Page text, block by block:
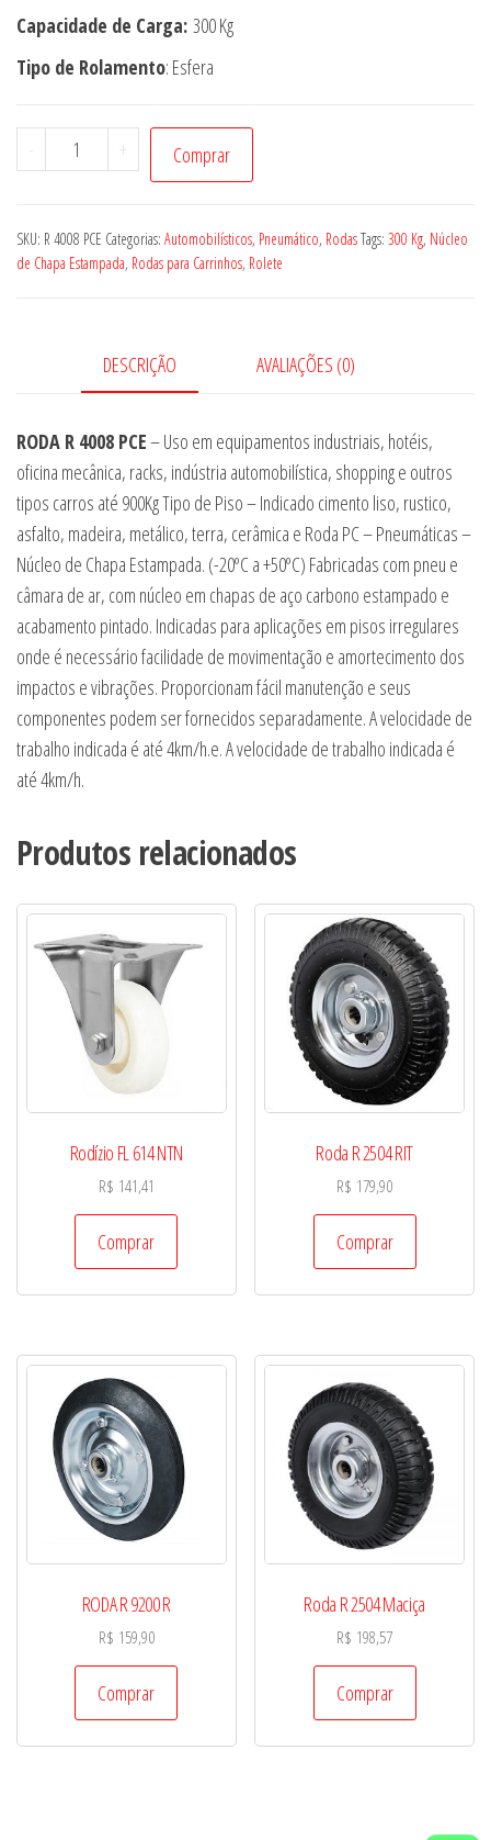
Capacidade de Carga: 300 Kg
Tipo de Rolamento: Esfera
-
Roda
R
PCE
quantidade
+ Comprar
SKU: R 4008 PCE Categorias: Automobilísticos, Pneumático, RodasTags: 300 Kg, Núcleo
de Chapa Estampada, Rodas para Carrinhos, Rolete
DESCRIÇÃO AVALIAÇÕES (0)
RODA R 4008 PCE– Uso em equipamentos industriais, hotéis,
oficina mecânica, racks, indústria automobilística, shopping e outros
tipos carros até 900Kg Tipo de Piso – Indicado cimento liso, rustico,
asfalto, madeira, metálico, terra, cerâmica e Roda PC – Pneumáticas –
Núcleo de Chapa Estampada. (-20ºC a +50ºC) Fabricadas com pneu e
câmara de ar, com núcleo em chapas de aço carbono estampado e
acabamento pintado. Indicadas para aplicações em pisos irregulares
onde é necessário facilidade de movimentação e amortecimento dos
impactos e vibrações. Proporcionam fácil manutenção e seus
componentes podem ser fornecidos separadamente. A velocidade de
trabalho indicada é até 4km/h.e. A velocidade de trabalho indicada é
até 4km/h.
Produtos relacionados
Rodízio FL 614 NTN
R$ 141,41
Comprar
Roda R 2504 RIT
R$ 179,90
Comprar
RODA R 9200 R
R$ 159,90
Comprar
Roda R 2504 Maciça
R$ 198,57
Comprar